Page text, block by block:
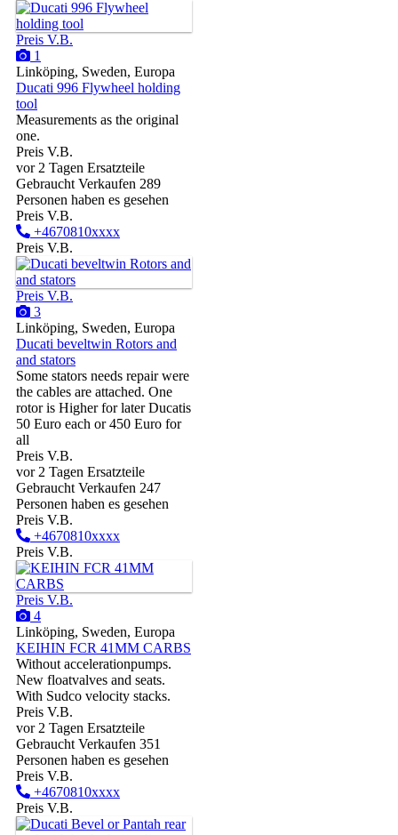
Preis V.B.
1
Linköping, Sweden, Europa
Ducati 996 Flywheel holding
tool
Measurements as the original
one.
Preis V.B.
vor 2 Tagen Ersatzteile
Gebraucht Verkaufen 289
Personen haben es gesehen
Preis V.B.
+4670810xxxx
Preis V.B.
Preis V.B.
3
Linköping, Sweden, Europa
Ducati beveltwin Rotors and
and stators
Some stators needs repair were
the cables are attached. One
rotor is Higher for later Ducatis
50 Euro each or 450 Euro for
all
Preis V.B.
vor 2 Tagen Ersatzteile
Gebraucht Verkaufen 247
Personen haben es gesehen
Preis V.B.
+4670810xxxx
Preis V.B.
Preis V.B.
4
Linköping, Sweden, Europa
KEIHIN FCR 41MM CARBS
Without accelerationpumps.
New floatvalves and seats.
With Sudco velocity stacks.
Preis V.B.
vor 2 Tagen Ersatzteile
Gebraucht Verkaufen 351
Personen haben es gesehen
Preis V.B.
+4670810xxxx
Preis V.B.